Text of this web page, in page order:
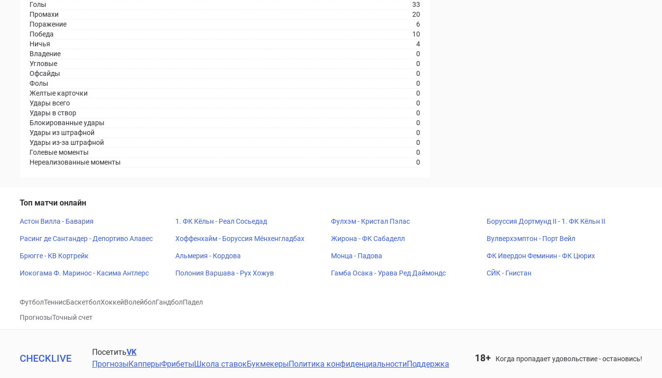
Голы
33
Промахи
20
Поражение
6
Победа
10
Ничья
4
Владение
0
Угловые
0
Офсайды
0
Фолы
0
Желтые карточки
0
Удары всего
0
Удары в створ
0
Блокированные удары
0
Удары из штрафной
0
Удары из-за штрафной
0
Голевые моменты
0
Нереализованные моменты
0
Топ матчи онлайн
Астон Вилла - Бавария 1. ФК Кёльн - Реал Сосьедад Фулхэм - Кристал Пэлас Боруссия Дортмунд II - 1. ФК Кёльн II
Расинг де Сантандер - Депортиво Алавес Хоффенхайм - Боруссия Мёнхенгладбах Жирона - ФК Сабаделл Вулверхэмптон - Порт Вейл
Брюгге - КВ Кортрейк Альмерия - Кордова Монца - Падова ФК Ивердон Феминин - ФК Цюрих
Иокогама Ф. Маринос - Касима Антлерс Полония Варшава - Рух Хожув Гамба Осака - Урава Ред Даймондс СЙК - Гнистан
ФутболТеннисБаскетболХоккейВолейболГандболПадел
ПрогнозыТочный счет
CHECKLIVE
ПосетитьVK
ПрогнозыКапперыФрибетыШкола ставокБукмекерыПолитика конфиденциальностиПоддержка
18+ Когда пропадает удовольствие - остановись!